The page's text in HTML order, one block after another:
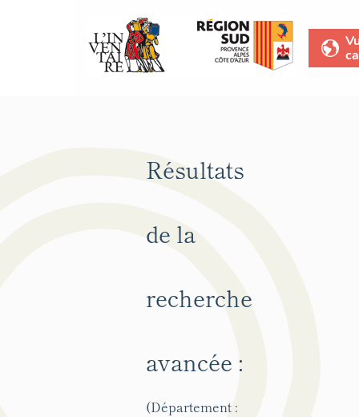
Résultats
de la
recherche
avancée :
(Département :